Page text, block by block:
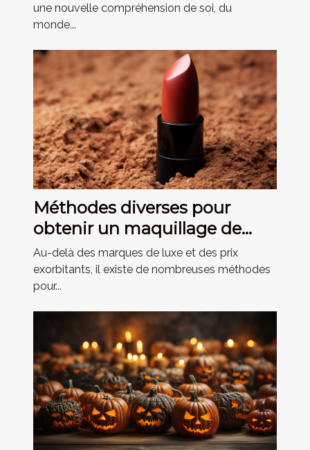
une nouvelle compréhension de soi, du
monde...
Méthodes diverses pour
obtenir un maquillage de
qualité à des prix abordables
Au-delà des marques de luxe et des prix
exorbitants, il existe de nombreuses méthodes
pour...